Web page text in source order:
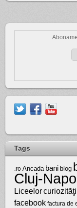
Tags
.ro Ancada bani blog
Cluj-
Liceelorcuriozităţi
facebook factura de